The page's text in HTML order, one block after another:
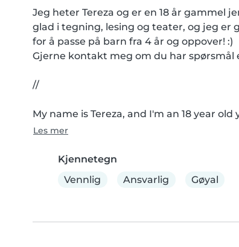
Jeg heter Tereza og er en 18 år gammel
glad i tegning, lesing og teater, og jeg er
for å passe på barn fra 4 år og oppover! :)
Gjerne kontakt meg om du har
//
My name is Tereza, and I'm an 18 year
Les mer
Kjennetegn
Vennlig
Ansvarlig Gøyal